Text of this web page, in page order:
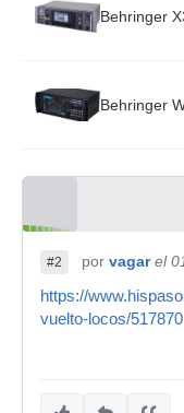
Behringer
Behringer
#2 por vagar el
https://
vuelto-locos/517870